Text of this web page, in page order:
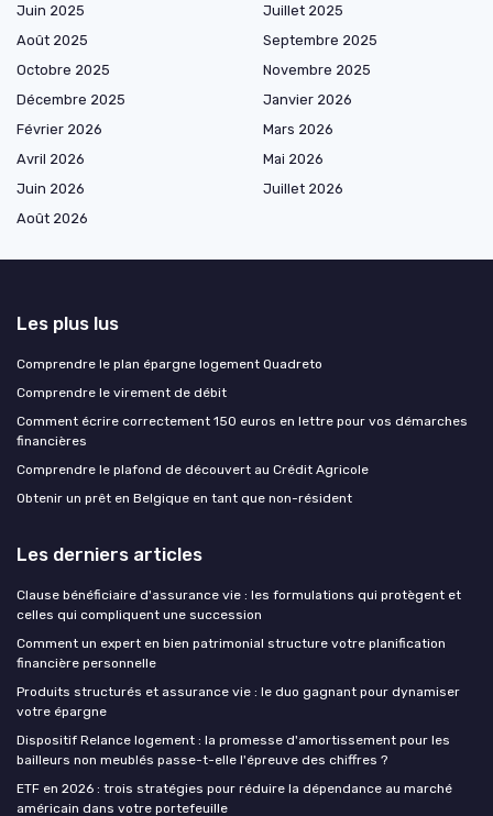
Juin 2025
Juillet 2025
Août 2025
Septembre 2025
Octobre 2025
Novembre 2025
Décembre 2025
Janvier 2026
Février 2026
Mars 2026
Avril 2026
Mai 2026
Juin 2026
Juillet 2026
Août 2026
Les plus lus
Comprendre le plan épargne logement Quadreto
Comprendre le virement de débit
Comment écrire correctement 150 euros en lettre pour vos démarches
financières
Comprendre le plafond de découvert au Crédit Agricole
Obtenir un prêt en Belgique en tant que non-résident
Les derniers articles
Clause bénéficiaire d'assurance vie : les formulations qui protègent et
celles qui compliquent une succession
Comment un expert en bien patrimonial structure votre planification
financière personnelle
Produits structurés et assurance vie : le duo gagnant pour dynamiser
votre épargne
Dispositif Relance logement : la promesse d'amortissement pour les
bailleurs non meublés passe-t-elle l'épreuve des chiffres ?
ETF en 2026 : trois stratégies pour réduire la dépendance au marché
américain dans votre portefeuille